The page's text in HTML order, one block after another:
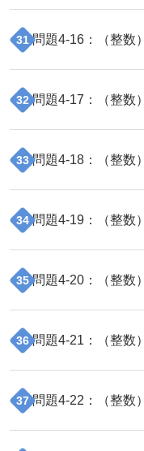
31 問題4-16 ：（整数）
32 問題4-17 ：（整数）
33 問題4-18 ：（整数）
34 問題4-19 ：（整数）
35 問題4-20 ：（整数）
36 問題4-21 ：（整数）
37 問題4-22 ：（整数）